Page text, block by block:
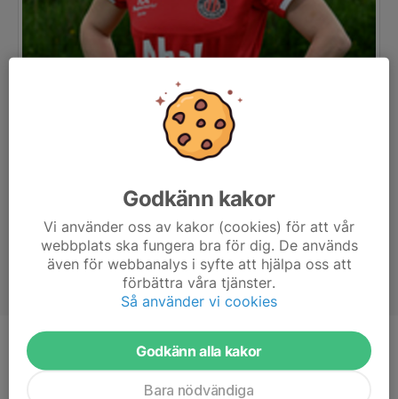
Titel
Tränare
Godkänn kakor
Vi använder oss av kakor (cookies) för att vår
webbplats ska fungera bra för dig. De används
även för webbanalys i syfte att hjälpa oss att
förbättra våra tjänster.
Så använder vi cookies
Godkänn alla kakor
Bara nödvändiga